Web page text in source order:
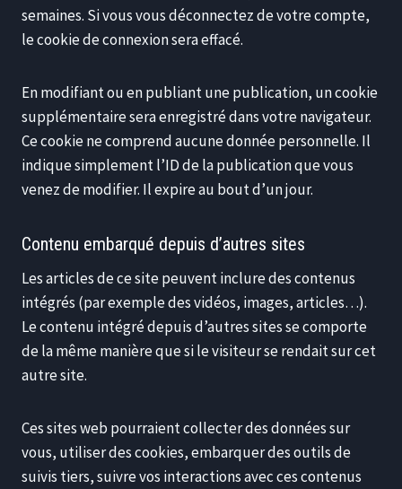
semaines. Si vous vous déconnectez de votre compte,
le cookie de connexion sera effacé.
En modifiant ou en publiant une publication, un cookie
supplémentaire sera enregistré dans votre navigateur.
Ce cookie ne comprend aucune donnée personnelle. Il
indique simplement l’ID de la publication que vous
venez de modifier. Il expire au bout d’un jour.
Contenu embarqué depuis d’autres sites
Les articles de ce site peuvent inclure des contenus
intégrés (par exemple des vidéos, images, articles…).
Le contenu intégré depuis d’autres sites se comporte
de la même manière que si le visiteur se rendait sur cet
autre site.
Ces sites web pourraient collecter des données sur
vous, utiliser des cookies, embarquer des outils de
suivis tiers, suivre vos interactions avec ces contenus